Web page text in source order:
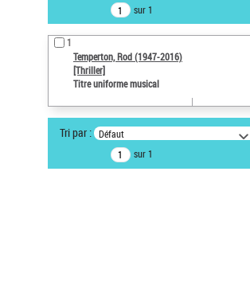
notices d’autorité
Œuvres liées à l'auteur :
Temperton, Rod (1947-2016)
Sauvegarder votre recherche
AFFINER
Type de notice d'autorité
sur 1
1
Temperton, Rod (1947-2016)
[Thriller]
Titre uniforme musical
Tri par : Défaut
sur 1